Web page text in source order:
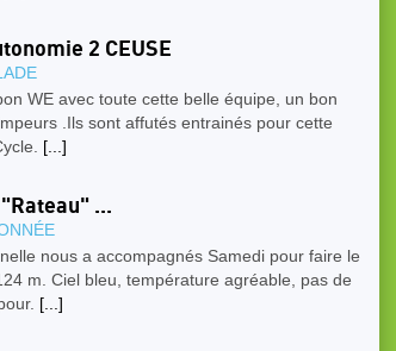
2 CEUSE
WE avec toute cette belle équipe, un bon
.Ils sont affutés entrainés pour cette
[...]
...
nous a accompagnés Samedi pour faire le
m. Ciel bleu, température agréable, pas de
[...]